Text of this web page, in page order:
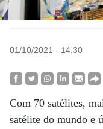
01/10/2021 - 14:30
Com 70 satélites,
satélite do mundo e